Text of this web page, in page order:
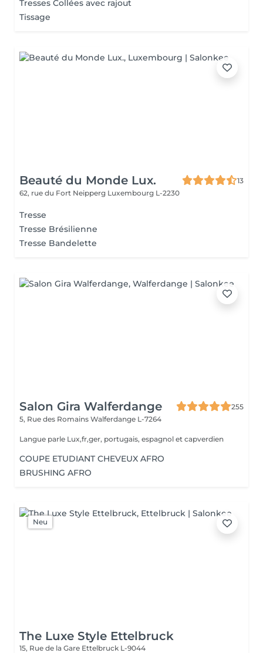
Tresses Collées avec rajout
Tissage
Beauté du Monde Lux.
13
62, rue du Fort Neipperg Luxembourg L-2230
Tresse
Tresse Brésilienne
Tresse Bandelette
Salon Gira Walferdange
255
5, Rue des Romains Walferdange L-7264
Langue parle Lux,fr,ger, portugais, espagnol et capverdien
COUPE ETUDIANT CHEVEUX AFRO
BRUSHING AFRO
Neu
The Luxe Style Ettelbruck
15, Rue de la Gare Ettelbruck L-9044